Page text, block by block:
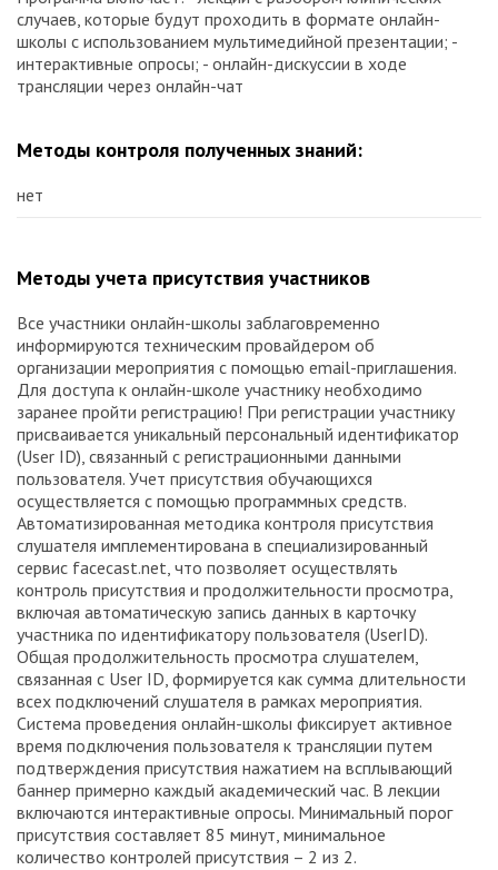
случаев, которые будут проходить в формате онлайн-
школы с использованием мультимедийной презентации; -
интерактивные опросы; - онлайн-дискуссии в ходе
трансляции через онлайн-чат
Методы контроля полученных знаний:
нет
Методы учета присутствия участников
Все участники онлайн-школы заблаговременно
информируются техническим провайдером об
организации мероприятия с помощью email-приглашения.
Для доступа к онлайн-школе участнику необходимо
заранее пройти регистрацию! При регистрации участнику
присваивается уникальный персональный идентификатор
(User ID), связанный с регистрационными данными
пользователя. Учет присутствия обучающихся
осуществляется с помощью программных средств.
Автоматизированная методика контроля присутствия
слушателя имплементирована в специализированный
сервис facecast.net, что позволяет осуществлять
контроль присутствия и продолжительности просмотра,
включая автоматическую запись данных в карточку
участника по идентификатору пользователя (UserID).
Общая продолжительность просмотра слушателем,
связанная с User ID, формируется как сумма длительности
всех подключений слушателя в рамках мероприятия.
Система проведения онлайн-школы фиксирует активное
время подключения пользователя к трансляции путем
подтверждения присутствия нажатием на всплывающий
баннер примерно каждый академический час. В лекции
включаются интерактивные опросы. Минимальный порог
присутствия составляет 85 минут, минимальное
количество контролей присутствия – 2 из 2.